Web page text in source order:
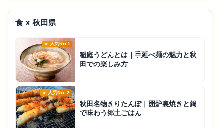
食 × 秋田県
人気No.1
稲庭うどんとは｜手延べ麺の魅力と秋
田での楽しみ方
人気No.2
秋田名物きりたんぽ｜囲炉裏焼きと鍋
で味わう郷土ごはん